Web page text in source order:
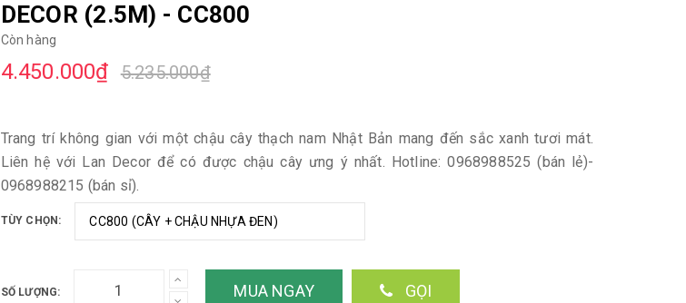
DECOR (2.5M) - CC800
Còn hàng
4.450.000₫ 5.235.000₫
Trang trí không gian với một chậu cây thạch nam Nhật Bản mang đến sắc xanh tươi mát.
Liên hệ với Lan Decor để có được chậu cây ưng ý nhất. Hotline: 0968988525 (bán lẻ)-
0968988215 (bán sỉ).
TÙY CHỌN:
SỐ LƯỢNG: MUA NGAY GỌI